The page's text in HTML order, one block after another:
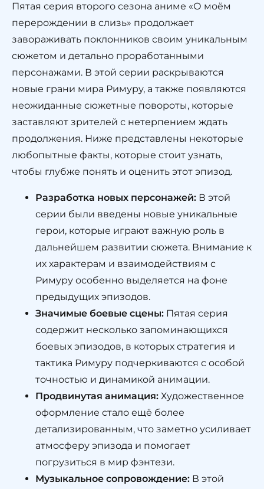
Пятая серия второго сезона аниме «О моём
перерождении в слизь» продолжает
завораживать поклонников своим уникальным
сюжетом и детально проработанными
персонажами. В этой серии раскрываются
новые грани мира Римуру, а также появляются
неожиданные сюжетные повороты, которые
заставляют зрителей с нетерпением ждать
продолжения. Ниже представлены некоторые
любопытные факты, которые стоит узнать,
чтобы глубже понять и оценить этот эпизод.
Разработка новых персонажей: В этой
серии были введены новые уникальные
герои, которые играют важную роль в
дальнейшем развитии сюжета. Внимание к
их характерам и взаимодействиям с
Римуру особенно выделяется на фоне
предыдущих эпизодов.
Значимые боевые сцены: Пятая серия
содержит несколько запоминающихся
боевых эпизодов, в которых стратегия и
тактика Римуру подчеркиваются с особой
точностью и динамикой анимации.
Продвинутая анимация: Художественное
оформление стало ещё более
детализированным, что заметно усиливает
атмосферу эпизода и помогает
погрузиться в мир фэнтези.
Музыкальное сопровождение: В этой